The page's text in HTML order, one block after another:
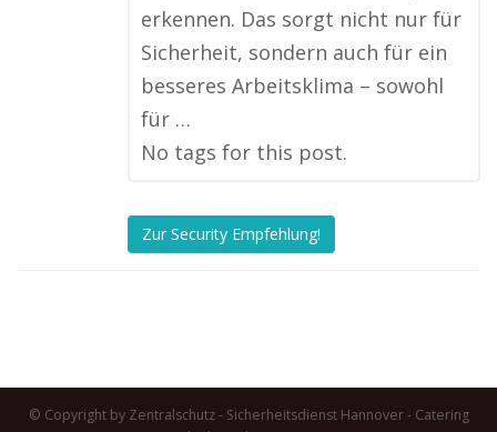
erkennen. Das sorgt nicht nur für
Sicherheit, sondern auch für ein
besseres Arbeitsklima – sowohl
für …
No tags for this post.
Zur Security Empfehlung!
© Copyright by Zentralschutz - Sicherheitsdienst Hannover - Catering